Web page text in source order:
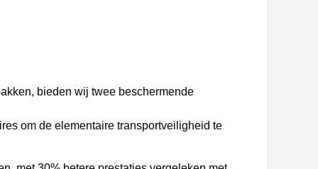
bieden wij twee beschermende
om de elementaire transportveiligheid te